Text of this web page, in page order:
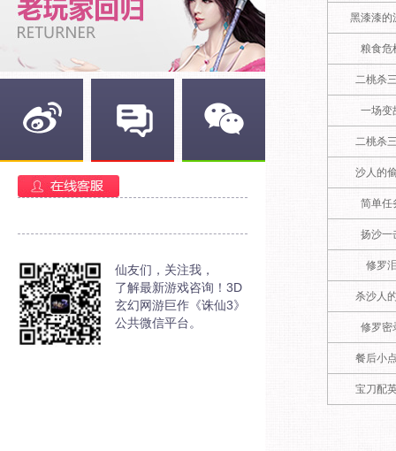
仙友们，关注我，
了解最新游戏咨询！3D
玄幻网游巨作《诛仙3》
公共微信平台。
黑漆漆的
粮食危
二桃杀
一场变
二桃杀
沙人的
简单任
扬沙一
修罗
杀沙人
修罗密
餐后小
宝刀配